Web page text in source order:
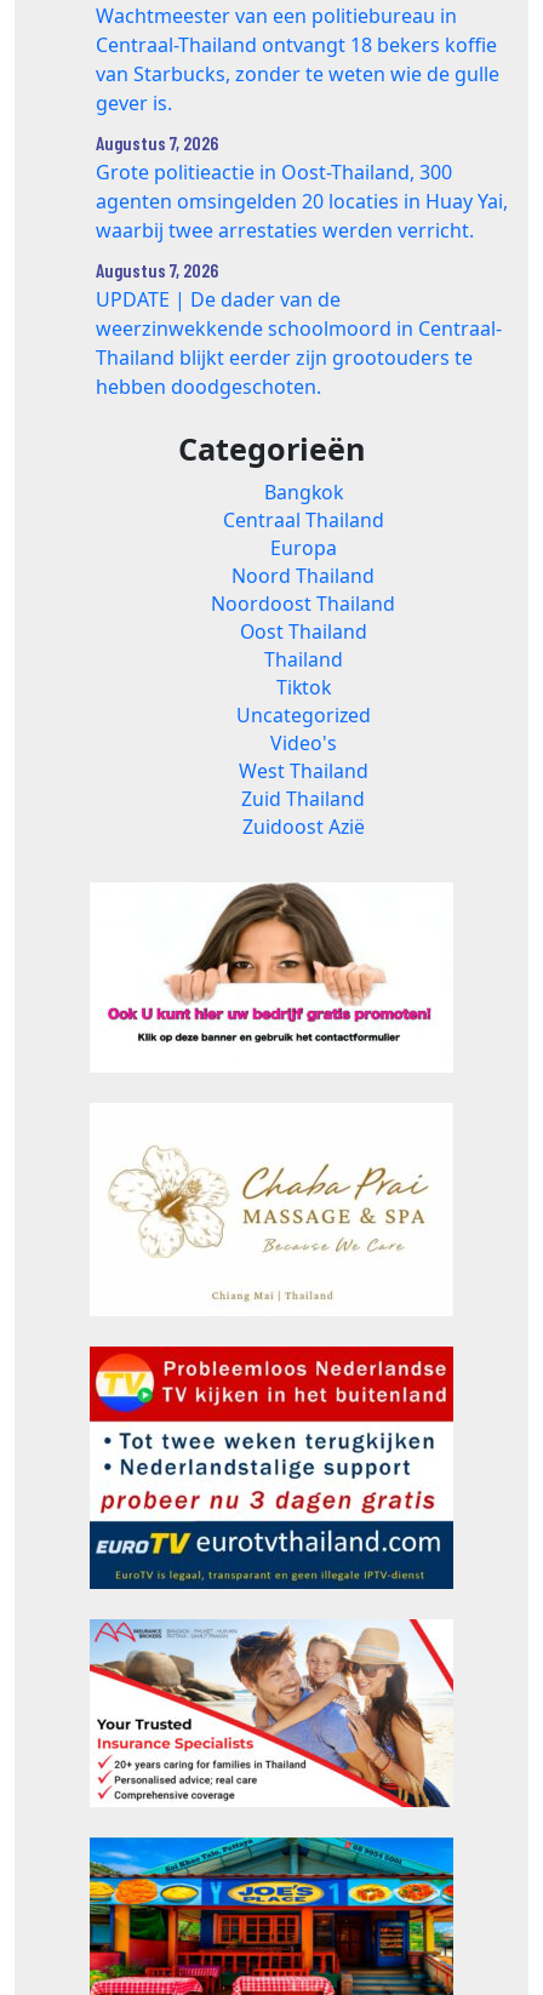
Wachtmeester van een politiebureau in
Centraal-Thailand ontvangt 18 bekers koffie
van Starbucks, zonder te weten wie de gulle
gever is.
Augustus 7, 2026
Grote politieactie in Oost-Thailand, 300
agenten omsingelden 20 locaties in Huay Yai,
waarbij twee arrestaties werden verricht.
Augustus 7, 2026
UPDATE | De dader van de
weerzinwekkende schoolmoord in Centraal-
Thailand blijkt eerder zijn grootouders te
hebben doodgeschoten.
Categorieën
Bangkok
Centraal Thailand
Europa
Noord Thailand
Noordoost Thailand
Oost Thailand
Thailand
Tiktok
Uncategorized
Video's
West Thailand
Zuid Thailand
Zuidoost Azië